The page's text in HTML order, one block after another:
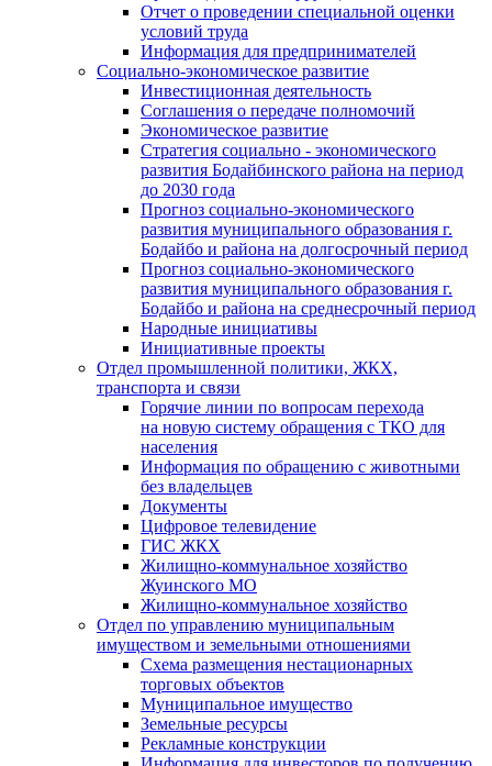
Отчет о проведении специальной оценки
условий труда
Информация для предпринимателей
Социально-экономическое развитие
Инвестиционная деятельность
Соглашения о передаче полномочий
Экономическое развитие
Стратегия социально - экономического
развития Бодайбинского района на период
до 2030 года
Прогноз социально-экономического
развития муниципального образования г.
Бодайбо и района на долгосрочный период
Прогноз социально-экономического
развития муниципального образования г.
Бодайбо и района на среднесрочный период
Народные инициативы
Инициативные проекты
Отдел промышленной политики, ЖКХ,
транспорта и связи
Горячие линии по вопросам перехода
на новую систему обращения с ТКО для
населения
Информация по обращению с животными
без владельцев
Документы
Цифровое телевидение
ГИС ЖКХ
Жилищно-коммунальное хозяйство
Жуинского МО
Жилищно-коммунальное хозяйство
Отдел по управлению муниципальным
имуществом и земельными отношениями
Схема размещения нестационарных
торговых объектов
Муниципальное имущество
Земельные ресурсы
Рекламные конструкции